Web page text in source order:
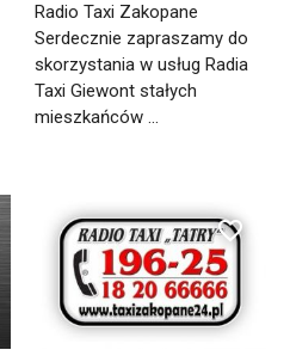
Radio Taxi Zakopane
Serdecznie zapraszamy do
skorzystania w usług Radia
Taxi Giewont stałych
mieszkańców ...